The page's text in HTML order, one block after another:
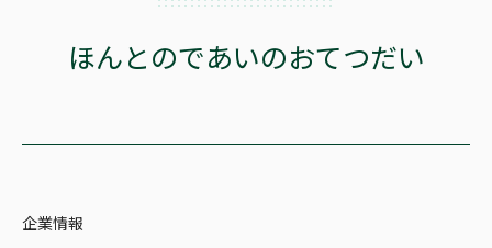
ほんとのであいのおてつだい
企業情報